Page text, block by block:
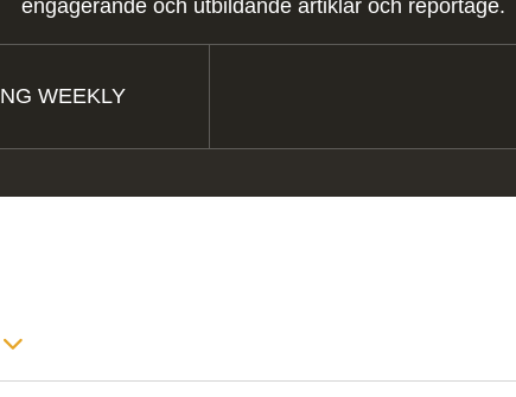
engagerande och utbildande artiklar och reportage.
WEEKLY